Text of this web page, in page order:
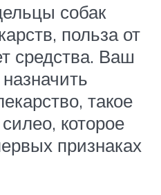
собак
польза от
средства. Ваш
такое
которое
признаках